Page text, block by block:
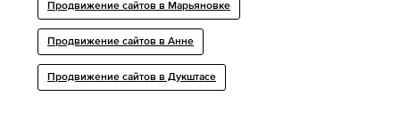
Продвижение сайтов в Марьяновке
Продвижение сайтов в Анне
Продвижение сайтов в Дукштасе